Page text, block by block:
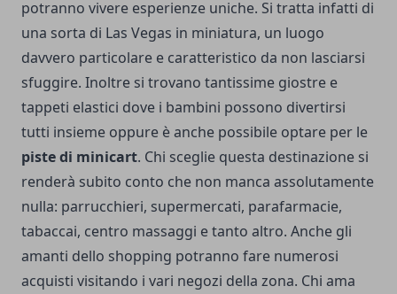
potranno vivere esperienze uniche. Si tratta infatti di
una sorta di Las Vegas in miniatura, un luogo
davvero particolare e caratteristico da non lasciarsi
sfuggire. Inoltre si trovano tantissime giostre e
tappeti elastici dove i bambini possono divertirsi
tutti insieme oppure è anche possibile optare per le
piste di minicart. Chi sceglie questa destinazione si
renderà subito conto che non manca assolutamente
nulla: parrucchieri, supermercati, parafarmacie,
tabaccai, centro massaggi e tanto altro. Anche gli
amanti dello shopping potranno fare numerosi
acquisti visitando i vari negozi della zona. Chi ama